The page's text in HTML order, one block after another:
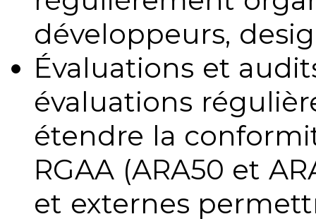
développeurs,
Évaluations et
évaluations
étendre la
RGAA (ARA50 et
et externes